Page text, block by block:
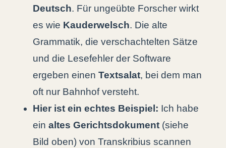
Deutsch. Für ungeübte Forscher wirkt
es wie Kauderwelsch. Die alte
Grammatik, die verschachtelten Sätze
und die Lesefehler der Software
ergeben einenTextsalat, bei dem man
oft nur Bahnhof versteht.
Hier ist ein echtes Beispiel: Ich habe
einaltes Gerichtsdokument (siehe
Bild oben) von Transkribius scannen